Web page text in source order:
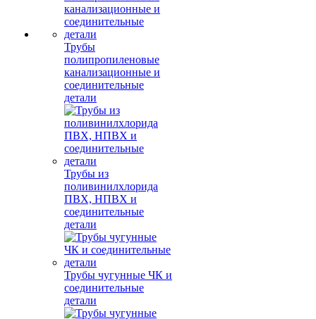
Трубы
полипропиленовые
канализационные и
соединительные
детали
Трубы из
поливинилхлорида
ПВХ, НПВХ и
соединительные
детали
Трубы чугунные ЧК и
соединительные
детали